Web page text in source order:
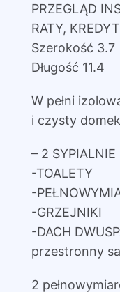
PRZEGLĄD
RATY,
Szerokość 3.7
Długość 11.4
W pełni
i czysty
– 2 SYPIALNIE
-TOALETY
-
-GRZEJNIKI
-DACH
przestronny
2